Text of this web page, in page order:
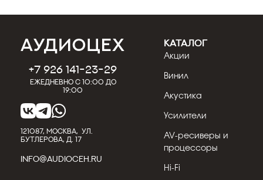
+7 926 141-23-29
Ежедневно с 10:00 до
19:00
121087, МОСКВА, УЛ.
БУТЛЕРОВА, Д. 17
INFO@AUDIOCEH.RU
КАТАЛОГ
Акции
Винил
Акустика
Усилители
AV-ресиверы и
процессоры
Hi-Fi